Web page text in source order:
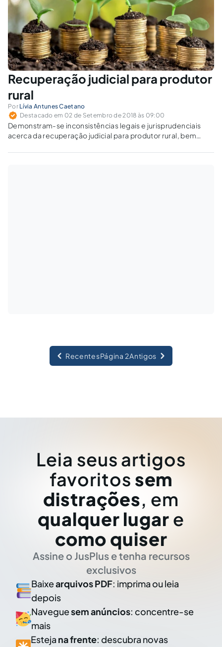
Recuperação judicial para produtor
rural
Por Lívia Antunes Caetano
Destacado em 02 de Setembro de 2018 às 09:00
Demonstram-se inconsistências legais e jurisprudenciais
acerca da recuperação judicial para produtor rural, bem
resguardar a segurança jurídica e os interesses de terceiros
RecentesPágina 2Antigos
Leia seus artigos
favoritos sem
distrações, em
qualquer lugar e
como quiser
Assine o JusPlus e tenha recursos
exclusivos
Baixearquivos PDF: imprima ou leia
depois
Naveguesem anúncios: concentre-se
mais
Esteja na frente: descubra novas